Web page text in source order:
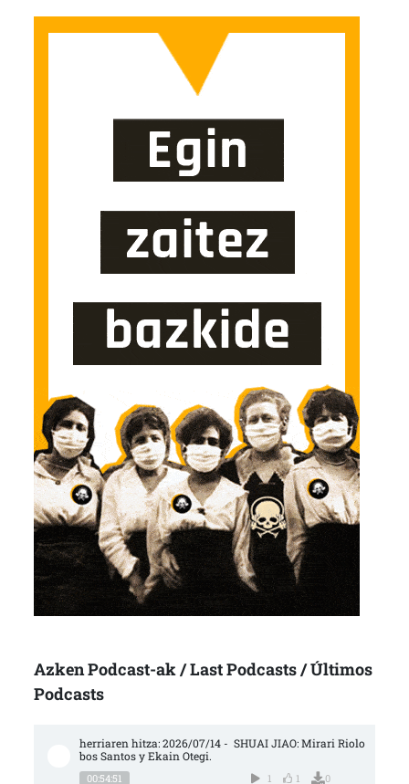
Azken Podcast-ak / Last Podcasts / Últimos
Podcasts
herriaren hitza: 2026/07/14 -  SHUAI JIAO: Mirari Riolo
bos Santos y Ekain Otegi.
00:54:51 1 1 0